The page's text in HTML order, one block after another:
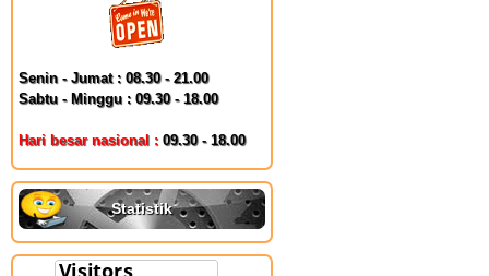
Senin - Jumat : 08.30 - 21.00
Sabtu - Minggu : 09.30 - 18.00
Hari besar nasional : 09.30 - 18.00
Statistik